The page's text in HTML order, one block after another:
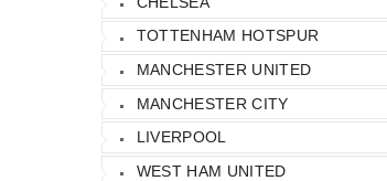
TOTTENHAM HOTSPUR
MANCHESTER UNITED
MANCHESTER CITY
LIVERPOOL
WEST HAM UNITED